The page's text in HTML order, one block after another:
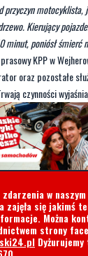
KPP w
oraz pozostałe
czynności
w naszym
zajęła się jakimś
Można
Dyżurujemy
.